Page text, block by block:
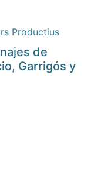
Productius
de
Garrigós y